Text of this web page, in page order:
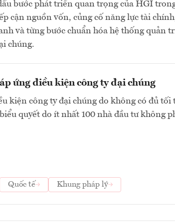
bước phát triển quan trọng của HGI
cận nguồn vốn, củng cố năng lực tài
và từng bước chuẩn hóa hệ thống quản
chúng.
ứng điều kiện công ty đại chúng
kiện công ty đại chúng do không có đủ tối
quyết do ít nhất 100 nhà đầu tư không
Quốc tế Khung pháp lý